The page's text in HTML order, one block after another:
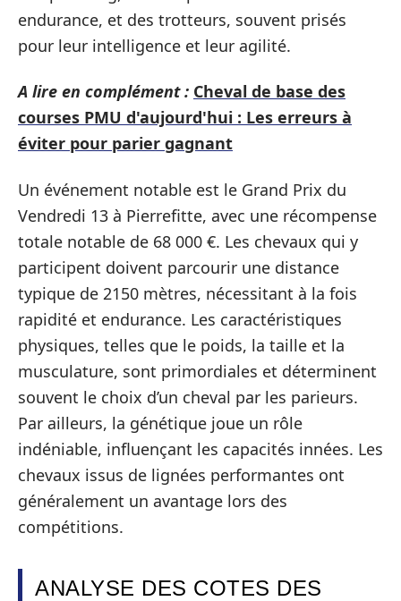
endurance, et des trotteurs, souvent prisés
pour leur intelligence et leur agilité.
A lire en complément : Cheval de base des
courses PMU d'aujourd'hui : Les erreurs à
éviter pour parier gagnant
Un événement notable est le Grand Prix du
Vendredi 13 à Pierrefitte, avec une récompense
totale notable de 68 000 €. Les chevaux qui y
participent doivent parcourir une distance
typique de 2150 mètres, nécessitant à la fois
rapidité et endurance. Les caractéristiques
physiques, telles que le poids, la taille et la
musculature, sont primordiales et déterminent
souvent le choix d’un cheval par les parieurs.
Par ailleurs, la génétique joue un rôle
indéniable, influençant les capacités innées. Les
chevaux issus de lignées performantes ont
généralement un avantage lors des
compétitions.
ANALYSE DES COTES DES